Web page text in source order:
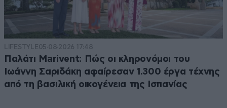
LIFESTYLE05·08·2026 17:48
Παλάτι Marivent: Πώς οι κληρονόμοι του
Ιωάννη Σαριδάκη αφαίρεσαν 1.300 έργα τέχνης
από τη βασιλική οικογένεια της Ισπανίας